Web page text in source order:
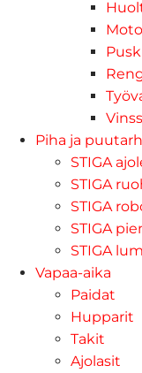
Piha ja
STIGA
STIGA
STIGA
STIGA
STIGA
Vapaa-aika
Paidat
Hupparit
Takit
Ajolasit